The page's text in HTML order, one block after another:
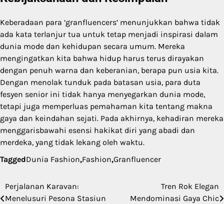
Keberadaan para ‘granfluencers’ menunjukkan bahwa tidak
ada kata terlanjur tua untuk tetap menjadi inspirasi dalam
dunia mode dan kehidupan secara umum. Mereka
mengingatkan kita bahwa hidup harus terus dirayakan
dengan penuh warna dan keberanian, berapa pun usia kita.
Dengan menolak tunduk pada batasan usia, para duta
fesyen senior ini tidak hanya menyegarkan dunia mode,
tetapi juga memperluas pemahaman kita tentang makna
gaya dan keindahan sejati. Pada akhirnya, kehadiran mereka
menggarisbawahi esensi hakikat diri yang abadi dan
merdeka, yang tidak lekang oleh waktu.
TaggedDunia Fashion,Fashion,Granfluencer
Post
Perjalanan Karavan:
Menelusuri Pesona Stasiun
Tren Rok Elegan
Mendominasi Gaya Chic